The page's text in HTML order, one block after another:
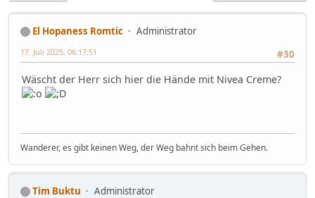
El Hopaness Romtic
Administrator
#30
17. Juli 2025, 06:17:51
Wäscht der Herr sich hier die Hände mit Nivea Creme?
Wanderer, es gibt keinen Weg, der Weg bahnt sich beim Gehen.
Tim Buktu
Administrator